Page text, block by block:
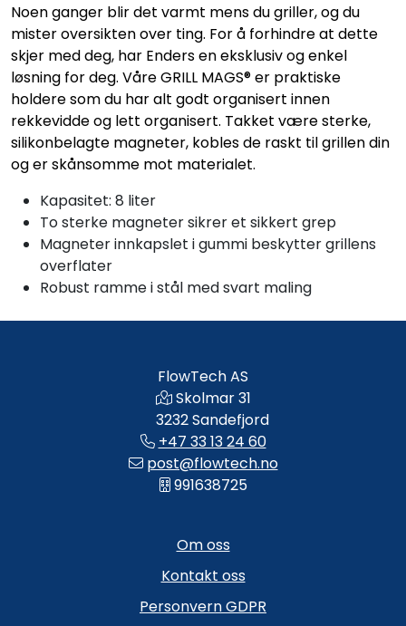
Noen ganger blir det varmt mens du griller, og du
mister oversikten over ting. For å forhindre at dette
skjer med deg, har Enders en eksklusiv og enkel
løsning for deg. Våre GRILL MAGS® er praktiske
holdere som du har alt godt organisert innen
rekkevidde og lett organisert. Takket være sterke,
silikonbelagte magneter, kobles de raskt til grillen din
og er skånsomme mot materialet.
Kapasitet: 8 liter
To sterke magneter sikrer et sikkert grep
Magneter innkapslet i gummi beskytter grillens
overflater
Robust ramme i stål med svart maling
FlowTech AS
Skolmar 31
3232 Sandefjord
+47 33 13 24 60
post@flowtech.no
991638725
Om oss
Kontakt oss
Personvern GDPR